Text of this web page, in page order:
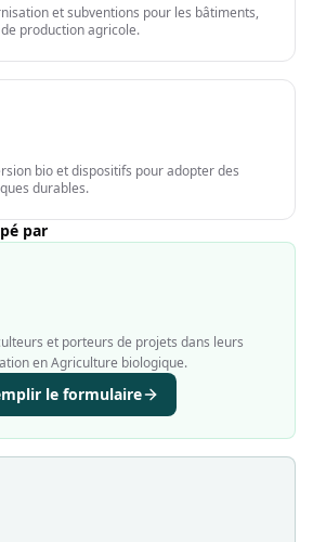
et subventions pour les bâtiments,
production agricole.
bio et dispositifs pour adopter des
durables.
par
et porteurs de projets dans leurs
en Agriculture biologique.
le formulaire